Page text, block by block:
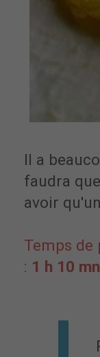
Il a
faudra
avoir
Temps de
: 1 h 10 mn